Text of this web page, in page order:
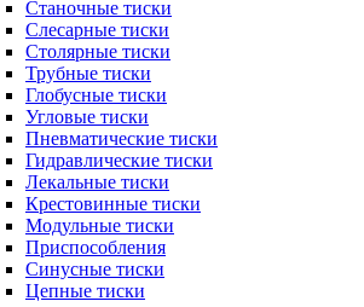
Станочные тиски
Слесарные тиски
Столярные тиски
Трубные тиски
Глобусные тиски
Угловые тиски
Пневматические тиски
Гидравлические тиски
Лекальные тиски
Крестовинные тиски
Модульные тиски
Приспособления
Синусные тиски
Цепные тиски